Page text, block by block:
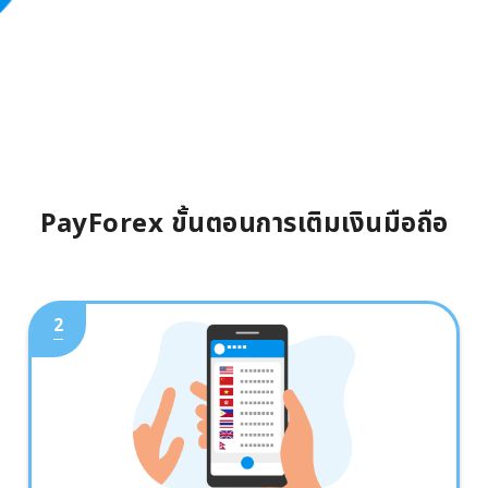
PayForex ขั้นตอนการเติมเงินมือถือ
2